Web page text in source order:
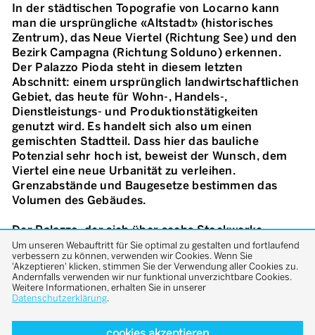
In der städtischen Topografie von Locarno kann
man die ursprüngliche «Altstadt» (historisches
Zentrum), das Neue Viertel (Richtung See) und den
Bezirk Campagna (Richtung Solduno) erkennen.
Der Palazzo Pioda steht in diesem letzten
Abschnitt: einem ursprünglich landwirtschaftlichen
Gebiet, das heute für Wohn-, Handels-,
Dienstleistungs- und Produktionstätigkeiten
genutzt wird. Es handelt sich also um einen
gemischten Stadtteil. Dass hier das bauliche
Potenzial sehr hoch ist, beweist der Wunsch, dem
Viertel eine neue Urbanität zu verleihen.
Grenzabstände und Baugesetze bestimmen das
Volumen des Gebäudes.
Der Palazzo, der sich über sechs Stockwerke
erstreckt und eine Wohnung pro Stockwerk
beherbergt, ist ein hybrides Gebäude. Einerseits
bezeugt er seine Würde und städtebauliche
Integrität, indem er die tragende Struktur nach
aussen kehrt, welche somit die Fassade
massgebend bestimmt. Andererseits wird durch die
Um unseren Webauftritt für Sie optimal zu gestalten und fortlaufend
verbessern zu können, verwenden wir Cookies. Wenn Sie
'Akzeptieren' klicken, stimmen Sie der Verwendung aller Cookies zu.
Andernfalls verwenden wir nur funktional unverzichtbare Cookies.
Weitere Informationen, erhalten Sie in unserer
Datenschutzerklärung.